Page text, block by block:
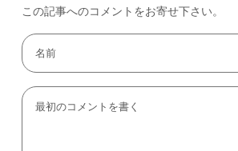
この記事へのコメントをお寄せ下さい。